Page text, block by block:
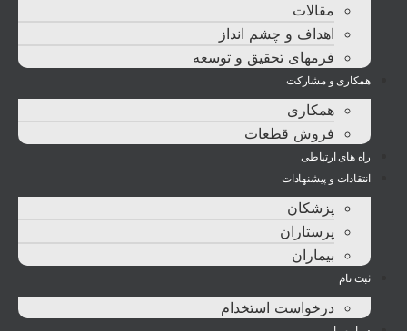
مقالات
اهداف و چشم انداز
فرمهای تحقیق و توسعه
همکاری و مشارکت
همکاری
فروش قطعات
راه های ارتباطی
انتقادات و پيشنهادات
پزشكان
پرستاران
بيماران
ثبت نام
درخواست استخدام